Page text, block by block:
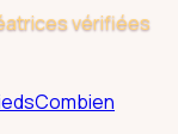
vérifiées
Combien